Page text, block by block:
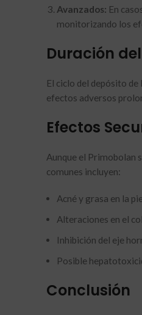
Avanzados: En
monitorizando los
Duración
El ciclo del depósito
efectos adversos
Efectos
Aunque el Primobolan
comunes incluyen:
Acné y grasa en la
Alteraciones en el
Inhibición del eje
Posible
Conclusión